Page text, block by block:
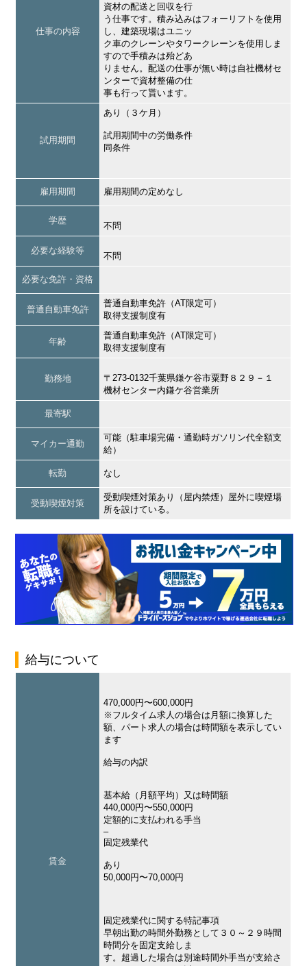
仕事の内容
資材の配送と回収を行
う仕事です。積み込みはフォーリフトを使用
し、建築現場はユニッ
ク車のクレーンやタワークレーンを使用しま
すので手積みは殆どあ
りません。配送の仕事が無い時は自社機材セ
ンターで資材整備の仕
事も行って貰います。
試用期間
あり（３ケ月）
試用期間中の労働条件
同条件
雇用期間 雇用期間の定めなし
学歴
不問
必要な経験等
不問
必要な免許・資格
普通自動車免許
普通自動車免許（AT限定可）
取得支援制度有
年齢
普通自動車免許（AT限定可）
取得支援制度有
勤務地
〒273-0132千葉県鎌ケ谷市粟野８２９－１
機材センター内鎌ケ谷営業所
最寄駅
マイカー通勤
可能（駐車場完備・通勤時ガソリン代全額支
給）
転勤 なし
受動喫煙対策
受動喫煙対策あり（屋内禁煙）屋外に喫煙場
所を設けている。
給与について
賃金
470,000円〜600,000円
※フルタイム求人の場合は月額に換算した
額、パート求人の場合は時間額を表示してい
ます
給与の内訳
基本給（月額平均）又は時間額
440,000円〜550,000円
定額的に支払われる手当
–
固定残業代
あり
50,000円〜70,000円
固定残業代に関する特記事項
早朝出勤の時間外勤務として３０～２９時間
時間分を固定支給しま
す。超過した場合は別途時間外手当が支給さ